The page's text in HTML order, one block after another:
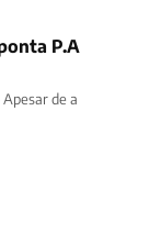
P.A
de a